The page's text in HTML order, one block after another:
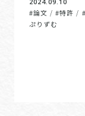
#論文 / #特許 /
ぷりずむ